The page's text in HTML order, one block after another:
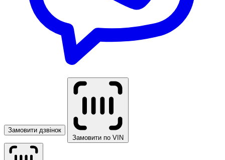
Замовити дзвінок
Замовити по VIN